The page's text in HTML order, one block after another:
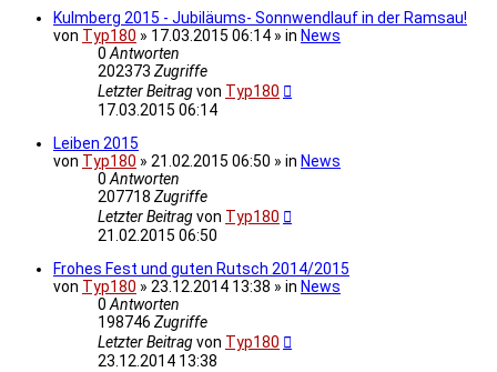
Kulmberg 2015 - Jubiläums- Sonnwendlauf in der Ramsau!
von Typ180 » 17.03.2015 06:14 » in News
0Antworten
202373 Zugriffe
Letzter Beitragvon Typ180
17.03.2015 06:14
Leiben 2015
von Typ180 » 21.02.2015 06:50 » in News
0Antworten
207718 Zugriffe
Letzter Beitragvon Typ180
21.02.2015 06:50
Frohes Fest und guten Rutsch 2014/2015
von Typ180 » 23.12.2014 13:38 » in News
0Antworten
198746 Zugriffe
Letzter Beitragvon Typ180
23.12.2014 13:38